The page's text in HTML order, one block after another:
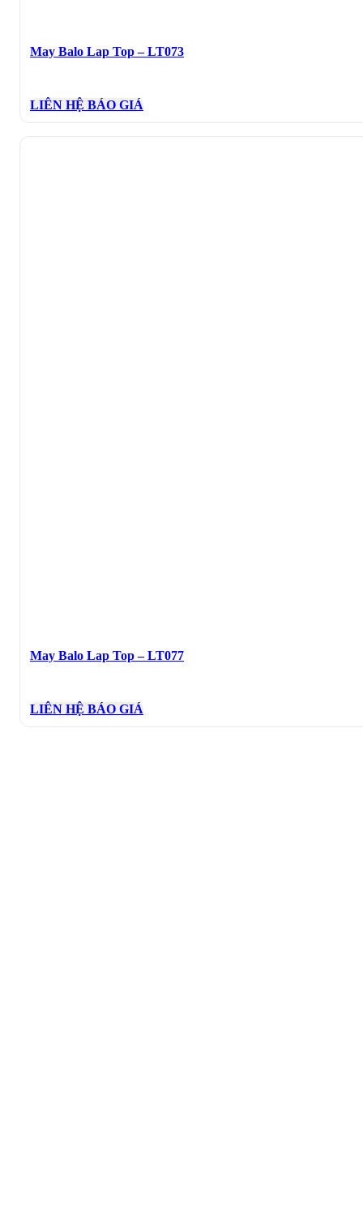
May Balo Lap Top – LT073
LIÊN HỆ BÁO GIÁ
May Balo Lap Top – LT077
LIÊN HỆ BÁO GIÁ